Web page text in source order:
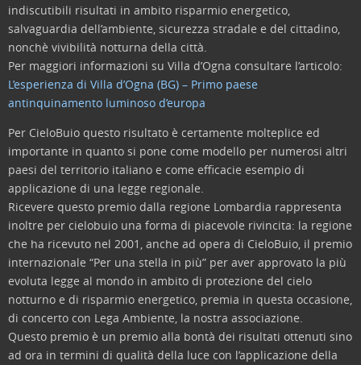
indiscutibili risultati in ambito risparmio energetico,
salvaguardia dell’ambiente, sicurezza stradale e del cittadino,
nonchè vivibilità notturna della città.
Per maggiori informazioni su Villa d’Ogna consultare l’articolo:
L’esperienza di Villa d’Ogna (BG) – Primo paese
antinquinamento luminoso d’europa
Per CieloBuio questo risultato è certamente molteplice ed
importante in quanto si pone come modello per numerosi altri
paesi del territorio italiano e come efficacie esempio di
applicazione di una legge regionale.
Ricevere questo premio dalla regione Lombardia rappresenta
inoltre per cielobuio una forma di piacevole rivincita: la regione
che ha ricevuto nel 2001, anche ad opera di CieloBuio, il premio
internazionale “Per una stella in più” per aver approvato la più
evoluta legge al mondo in ambito di protezione del cielo
notturno e di risparmio energetico, premia in questa occasione,
di concerto con Lega Ambiente, la nostra associazione.
Questo premio è un premio alla bontà dei risultati ottenuti sino
ad ora in termini di qualità della luce con l’applicazione della